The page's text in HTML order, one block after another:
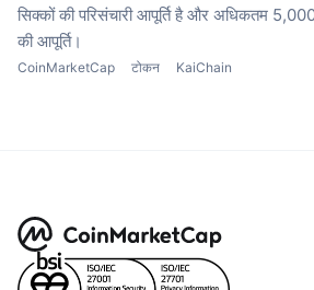
सिक्कों की परिसंचारी आपूर्ति है और अधिकतम
की आपूर्ति।
CoinMarketCap टोकन KaiChain